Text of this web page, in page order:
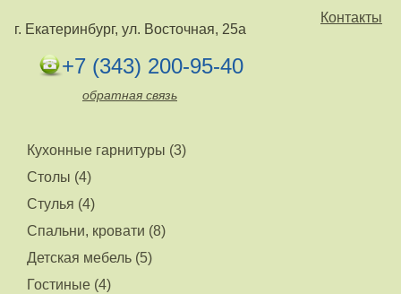
Контакты
г. Екатеринбург, ул. Восточная, 25а
+7 (343) 200-95-40
обратная связь
Кухонные гарнитуры (3)
Столы (4)
Стулья (4)
Спальни, кровати (8)
Детская мебель (5)
Гостиные (4)